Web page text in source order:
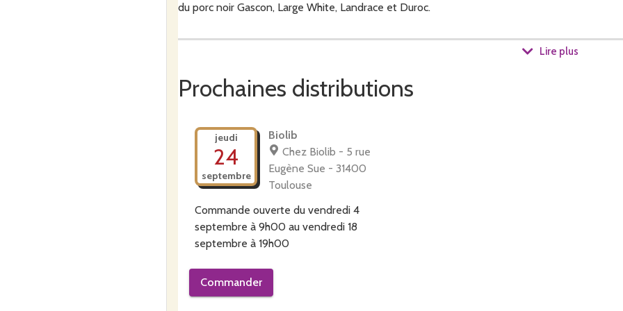
du porc noir Gascon, Large White, Landrace et Duroc.
conservateurs.
Nous proposons à la vente :
des produits frais : rôtis, escalopes, saucisses fraiche, côtes, plats de côte, filets mignons,
des produits transformés : pâte de campagne, rillettes, fromage de tête, boudin viande,
Lire plus
Prochaines distributions
jeudi
24
septembre
Biolib
Chez Biolib - 5 rue
Eugène Sue - 31400
Toulouse
Commande ouverte du vendredi 4
septembre à 9h00 au vendredi 18
septembre à 19h00
Commander